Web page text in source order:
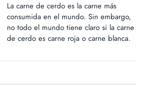
La carne de cerdo es la carne más
consumida en el mundo. Sin embargo,
no todo el mundo tiene claro si la carne
de cerdo es carne roja o carne blanca.